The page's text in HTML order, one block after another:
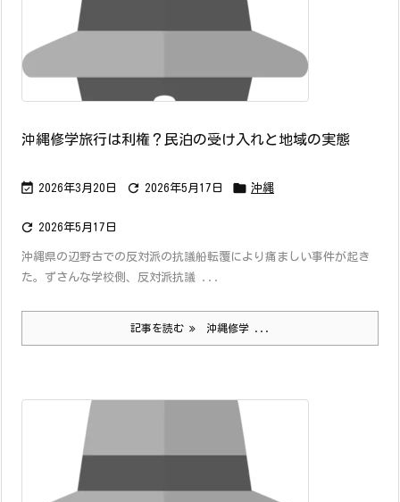
沖縄修学旅行は利権？民泊の受け入れと地域の実態
 2026年3月20日  2026年5月17日  沖縄
 2026年5月17日
沖縄県の辺野古での反対派の抗議船転覆により痛ましい事件が起き
た。ずさんな学校側、反対派抗議 ...
記事を読む 沖縄修学 ...